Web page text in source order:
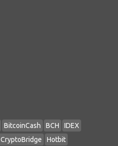
BitcoinCash BCH
IDEX
CryptoBridge Hotbit